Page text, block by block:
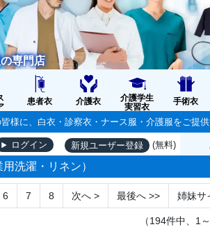
専門店
患者衣 介護衣
介護学生
実習衣
手術衣
様に、白衣・診察衣・ナース服・介護服をご提供
ログイン 新規ユーザー登録 (無料)
洗濯・リネン）
6 7 8 次へ> 最後へ>> 姉妹サ
（194件中、1